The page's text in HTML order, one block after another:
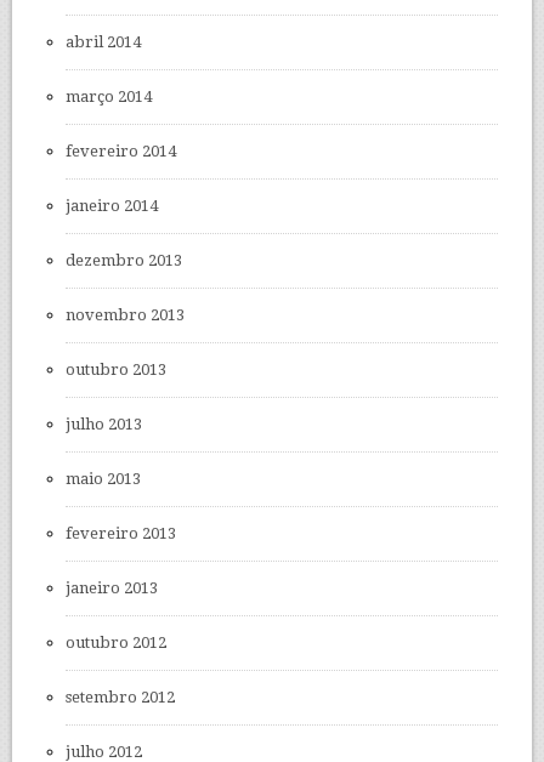
abril 2014
março 2014
fevereiro 2014
janeiro 2014
dezembro 2013
novembro 2013
outubro 2013
julho 2013
maio 2013
fevereiro 2013
janeiro 2013
outubro 2012
setembro 2012
julho 2012